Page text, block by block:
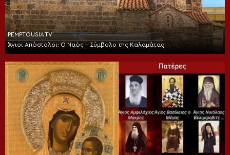
PEMPTOUSIA TV
Άγιοι Απόστολοι: Ο Ναός – Σύμβολο της Καλαμάτας